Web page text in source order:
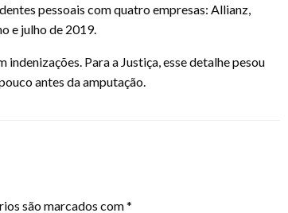
pessoais com quatro empresas: Allianz,
e julho de 2019.
Para a Justiça, esse detalhe pesou
antes da amputação.
são marcados com*